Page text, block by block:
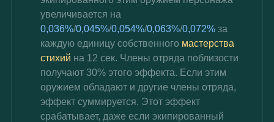
увеличивается на
0,036%/0,045%/0,054%/0,063%/0,072% за
каждую единицу собственного мастерства
стихий на 12 сек. Члены отряда поблизости
получают 30% этого эффекта. Если этим
оружием обладают и другие члены отряда,
эффект суммируется. Этот эффект
срабатывает, даже если экипированный